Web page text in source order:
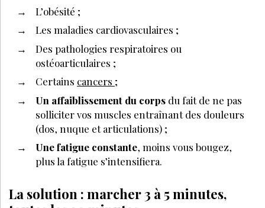
L’obésité ;
Les maladies cardiovasculaires ;
Des pathologies respiratoires ou
ostéoarticulaires ;
Certains cancers ;
Un affaiblissement du corps du fait de ne pas
solliciter vos muscles entraînant des douleurs
(dos, nuque et articulations) ;
Une fatigue constante, moins vous bougez,
plus la fatigue s’intensifiera.
La solution : marcher 3 à 5 minutes,